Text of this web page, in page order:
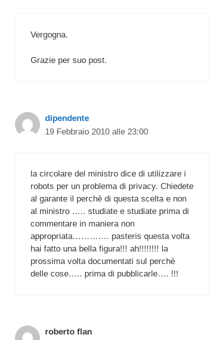
Vergogna.
Grazie per suo post.
dipendente
19 Febbraio 2010 alle 23:00
la circolare del ministro dice di utilizzare i
robots per un problema di privacy. Chiedete
al garante il perchè di questa scelta e non
al ministro ….. studiate e studiate prima di
commentare in maniera non
appropriata…………. pasteris questa volta
hai fatto una bella figura!!! ah!!!!!!!! la
prossima volta documentati sul perchè
delle cose….. prima di pubblicarle…. !!!
roberto flan